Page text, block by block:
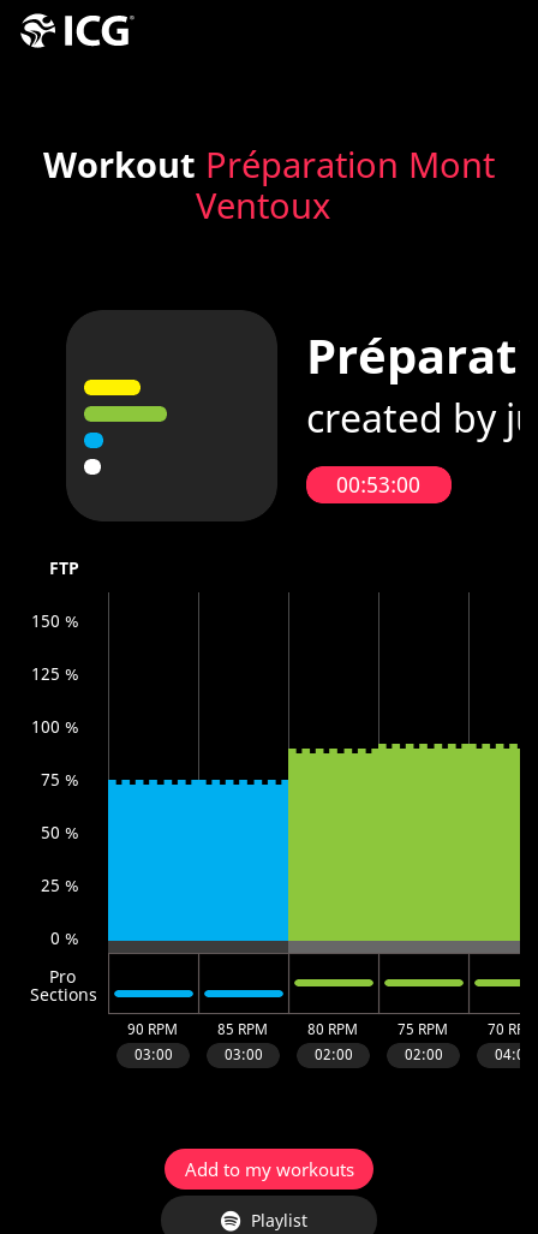
Workout Préparation Mont
Ventoux
Add to my workouts
Playlist